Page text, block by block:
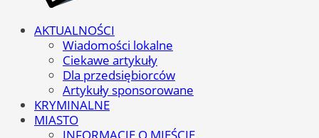
AKTUALNOŚCI
Wiadomości lokalne
Ciekawe artykuły
Dla przedsiębiorców
Artykuły sponsorowane
KRYMINALNE
MIASTO